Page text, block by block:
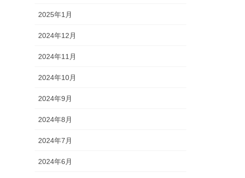
2025年1月
2024年12月
2024年11月
2024年10月
2024年9月
2024年8月
2024年7月
2024年6月